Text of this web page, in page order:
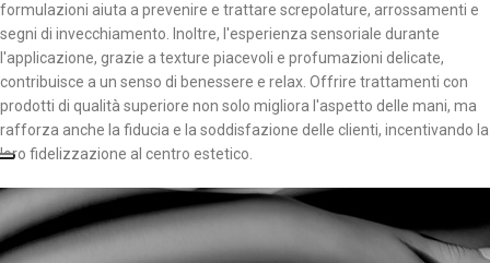
formulazioni aiuta a prevenire e trattare screpolature, arrossamenti e
segni di invecchiamento. Inoltre, l'esperienza sensoriale durante
l'applicazione, grazie a texture piacevoli e profumazioni delicate,
contribuisce a un senso di benessere e relax. Offrire trattamenti con
prodotti di qualità superiore non solo migliora l'aspetto delle mani, ma
rafforza anche la fiducia e la soddisfazione delle clienti, incentivando la
loro fidelizzazione al centro estetico.